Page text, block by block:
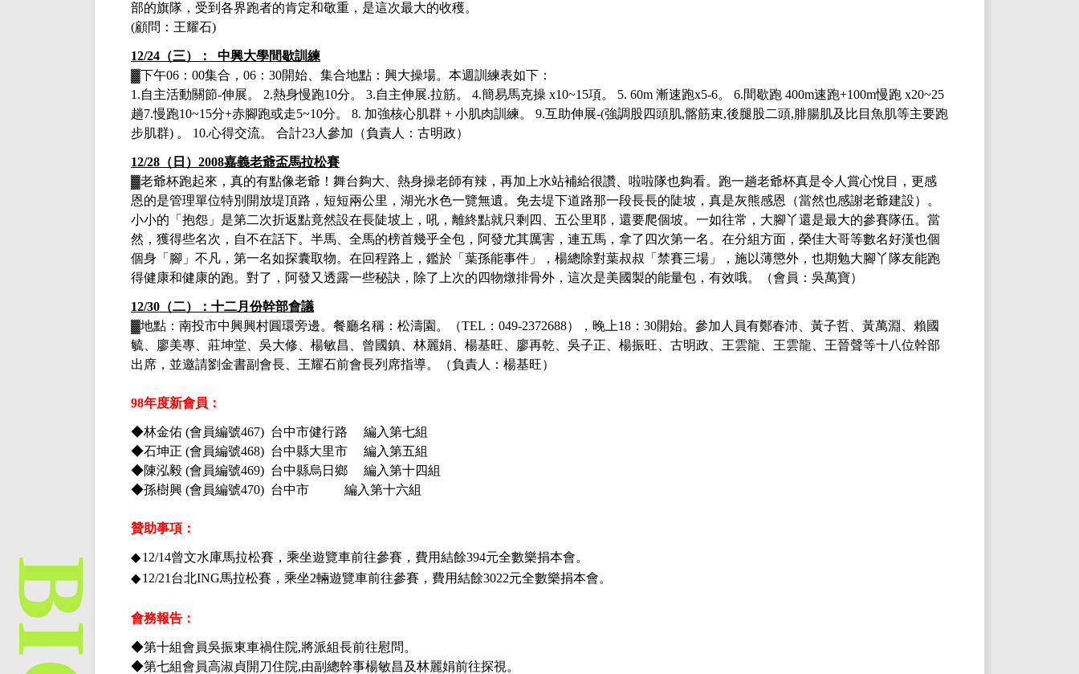
部的旗隊，受到各界跑者的肯定和敬重，是這次最大的收穫。
(顧問：王耀石)
12/24（三）： 中興大學間歇訓練
▓下午06：00集合，06：30開始、集合地點：興大操場。 本週訓練表如下 ：
1.自主活動關節-伸展。 2.熱身慢跑10分。 3.自主伸展.拉筋。 4.簡易馬克操 x10~15項。 5. 60m 漸速跑x5-6。 6.間歇跑 400m速跑+100m慢跑 x20~25
趟7.慢跑10~15分+赤腳跑或走5~10分。 8. 加強核心肌群 + 小肌肉訓練。 9.互助伸展-(強調股四頭肌,髂筋束,後腿股二頭,腓腸肌及比目魚肌等主要跑
步肌群) 。 10.心得交流。 合計23人參加 （負責人：古明政）
12/28（日） 2008嘉義老爺盃馬拉松賽
▓老爺杯跑起來，真的有點像老爺！舞台夠大、熱身操老師有辣，再加上水站補給很讚、啦啦隊也夠看。跑一趟老爺杯真是令人賞心悅目，更感
恩的是管理單位特別開放堤頂路，短短兩公里，湖光水色一覽無遺。免去堤下道路那一段長長的陡坡，真是灰熊感恩（當然也感謝老爺建設）。
小小的「抱怨」是第二次折返點竟然設在長陡坡上，吼，離終點就只剩四、五公里耶，還要爬個坡。一如往常，大腳丫還是最大的參賽隊伍。當
然，獲得些名次，自不在話下。半馬、全馬的榜首幾乎全包，阿發尤其厲害，連五馬，拿了四次第一名。在分組方面，榮佳大哥等數名好漢也個
個身「腳」不凡，第一名如探囊取物。在回程路上，鑑於「葉孫能事件」，楊總除對葉叔叔「禁賽三場」，施以薄懲外，也期勉大腳丫隊友能跑
得健康和健康的跑。對了，阿發又透露一些秘訣，除了上次的四物燉排骨外，這次是美國製的能量包，有效哦。（會員：吳萬寶）
12/30（二）：十二月份幹部會議
▓地點：南投市中興興村圓環旁邊。餐廳名稱：松濤園。（TEL：049-2372688），晚上18：30開始。 參加人員有鄭春沛、黃子哲、黃萬淵、 賴國
毓、廖美專、莊坤堂、吳大修、楊敏昌、曾國鎮、林麗娟、楊基旺、廖再乾、吳子正、楊振旺、古明政、王雲龍、王雲龍、王晉聲等十八位幹部
出席，並邀請劉金書副會長、王耀石前會長列席指導。（負責人：楊基旺）
98年度新會員：
◆林金佑 (會員編號467) 台中市健行路 編入第七組
◆石坤正 (會員編號468) 台中縣大里市 編入第五組
◆陳泓毅 (會員編號469) 台中縣烏日鄉 編入第十四組
◆孫樹興 (會員編號470) 台中市 編入第十六組
贊助事項：
◆12/14曾文水庫馬拉松賽，乘坐遊覽車前往參賽，費用結餘394元全數樂捐本會。
◆12/21台北ING馬拉松賽，乘坐2輛遊覽車前往參賽，費用結餘3022元全數樂捐本會。
會務報告：
◆第十組會員吳振東車禍住院,將派組長前往慰問。
◆第七組會員高淑貞開刀住院,由副總幹事楊敏昌及林麗娟前往探視。